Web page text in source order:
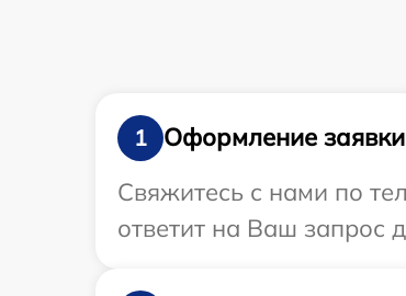
1
Оформление заявки
Свяжитесь с нами по
ответит на Ваш запрос